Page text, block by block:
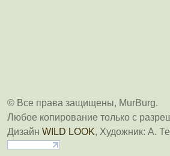
© Все права защищены, MurBurg.
Любое копирование только с
Дизайн WILD LOOK, Художник: А.